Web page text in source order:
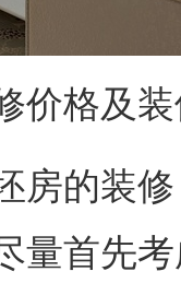
格及装
的装修
量首先